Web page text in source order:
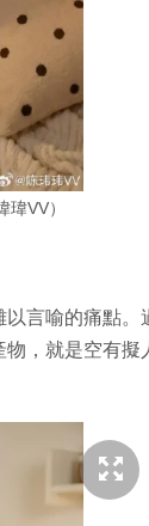
VV）
言喻的痛點。
，就是空有擬